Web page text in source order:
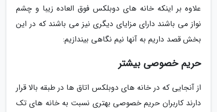
علاوه بر اینکه خانه های دوبلکس فوق العاده زیبا و چشم
نواز می باشند دارای مزایای دیگری نیز می باشند که در این
بخش قصد داریم به آنها نیم نگاهی بیندازیم:
حریم خصوصی بیشتر
از آنجایی که در خانه های دوبلکس اتاق ها در طبقه بالا قرار
دارند کاربران حریم خصوصی بهتری نسبت به خانه های تک